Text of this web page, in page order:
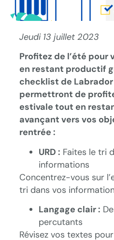
Jeudi 13 juillet 2023
Profitez de l’été
en restant productif
checklist de
permettront de
estivale tout en
avançant vers vos
rentrée :
URD : Faites le tri
informations
Concentrez-vous sur
tri dans vos
Langage clair :
percutants
Révisez vos textes